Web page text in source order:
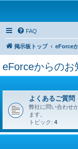
FAQ
掲示板トップ eForce
eForceからのお
よくあるご質問
弊社に問い合わせ
ます。
トピック: 4